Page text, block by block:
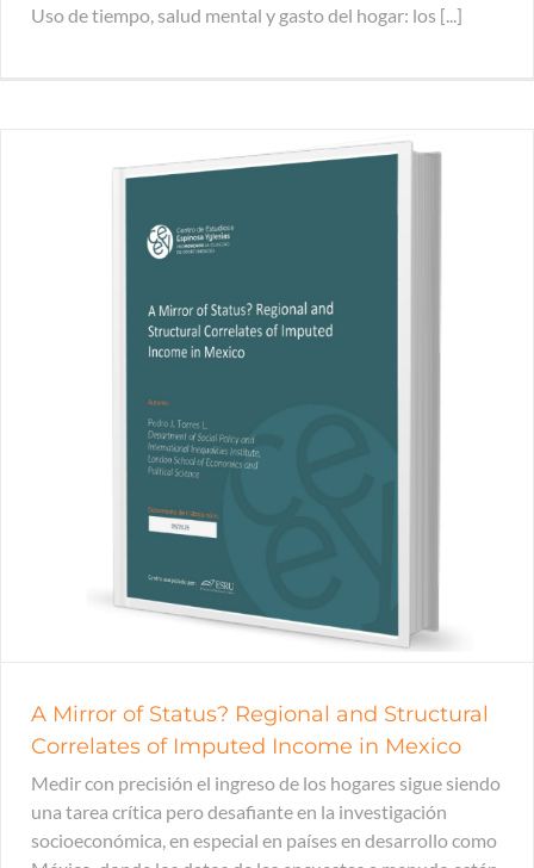
Uso de tiempo, salud mental y gasto del hogar: los [...]
A Mirror of Status? Regional and Structural
Correlates of Imputed Income in Mexico
Medir con precisión el ingreso de los hogares sigue siendo
una tarea crítica pero desafiante en la investigación
socioeconómica, en especial en países en desarrollo como